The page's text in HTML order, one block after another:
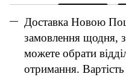
Доставка Новою
замовлення щодня,
можете обрати
отримання.